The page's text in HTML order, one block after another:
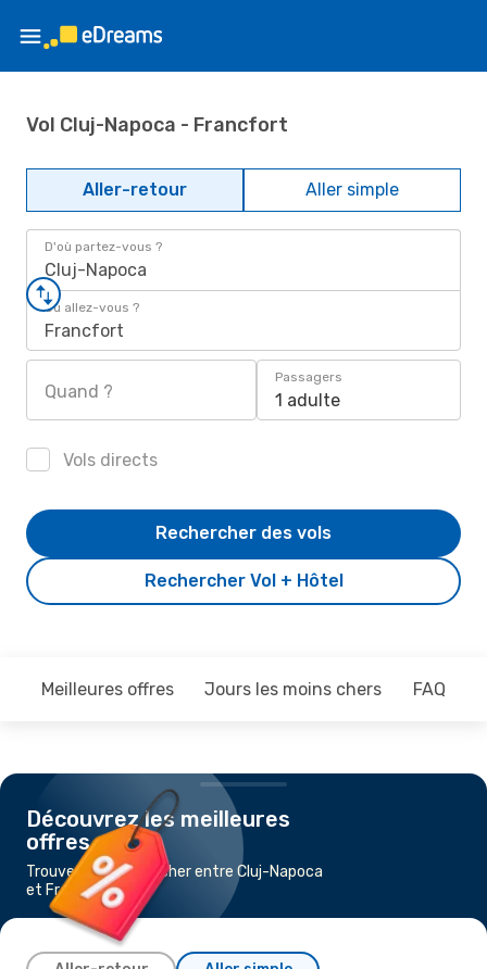
Vol Cluj-Napoca - Francfort
Aller-retour Aller simple
D'où partez-vous ?
Cluj-Napoca
Où allez-vous ?
Francfort
Quand ?
Passagers
1 adulte
Vols directs
Rechercher Vol + Hôtel
Rechercher des vols
Meilleures offres Jours les moins chers FAQ
Découvrez les meilleures
offres
Trouvez un vol pas cher entre Cluj-Napoca
et Francfort